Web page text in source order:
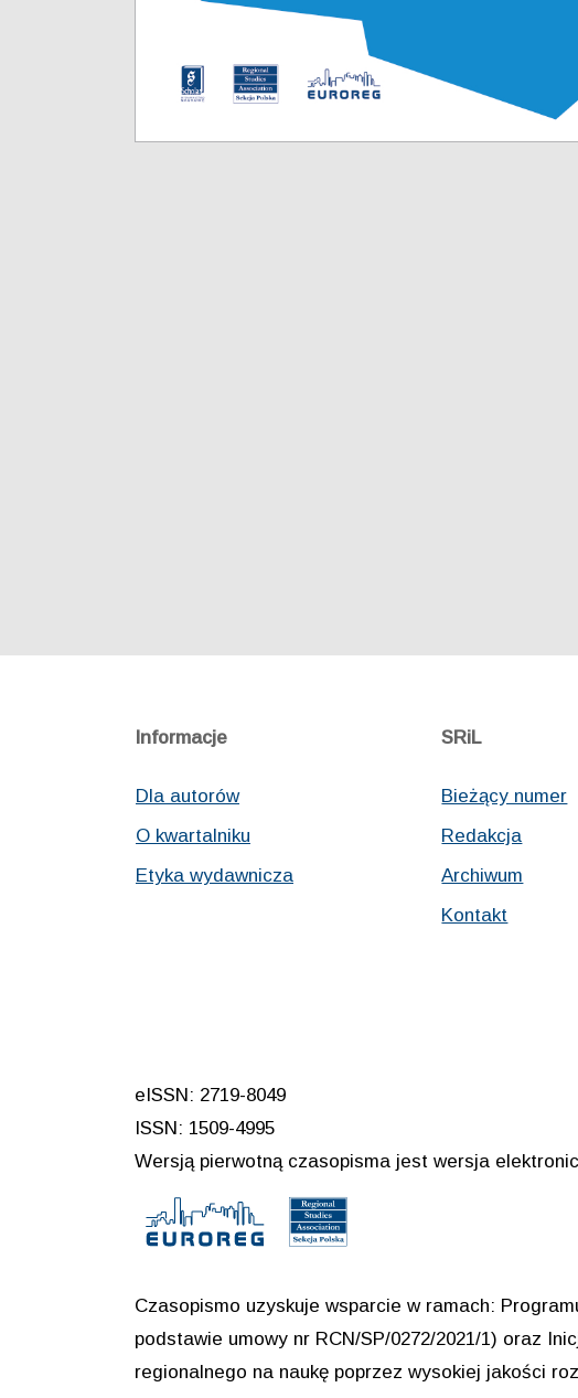
Informacje
Dla autorów
O kwartalniku
Etyka wydawnicza
SRiL
Bieżący numer
Redakcja
Archiwum
Kontakt
eISSN: 2719-8049
ISSN: 1509-4995
Wersją pierwotną czasopisma jest wersja
Czasopismo uzyskuje wsparcie w ramach:
podstawie umowy nr RCN/SP/0272/2021/1) oraz
regionalnego na naukę poprzez wysokiej jakości